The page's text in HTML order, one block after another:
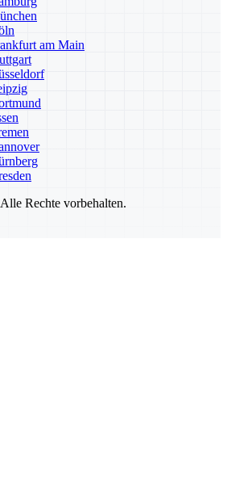
am Main
Rechte vorbehalten.